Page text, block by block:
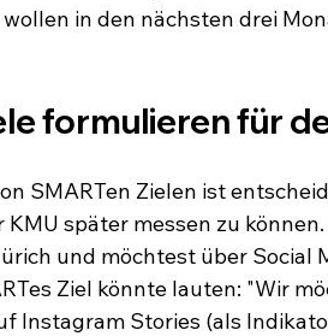
in den nächsten drei
formulieren für
SMARTen Zielen ist
später messen zu
und möchtest über
Ziel könnte lauten: "Wir
Instagram Stories (als